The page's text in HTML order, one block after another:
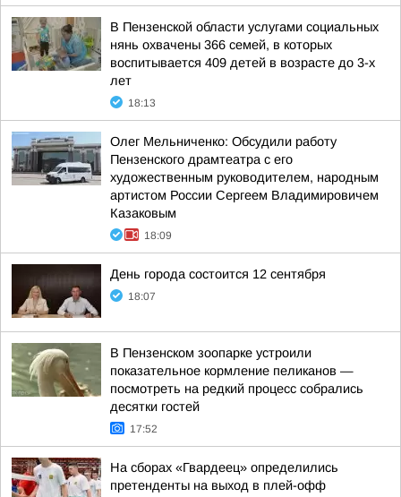
В Пензенской области услугами социальных
нянь охвачены 366 семей, в которых
воспитывается 409 детей в возрасте до 3-х
лет
18:13
Олег Мельниченко: Обсудили работу
Пензенского драмтеатра с его
художественным руководителем, народным
артистом России Сергеем Владимировичем
Казаковым
18:09
День города состоится 12 сентября
18:07
В Пензенском зоопарке устроили
показательное кормление пеликанов —
посмотреть на редкий процесс собрались
десятки гостей
17:52
На сборах «Гвардеец» определились
претенденты на выход в плей-офф